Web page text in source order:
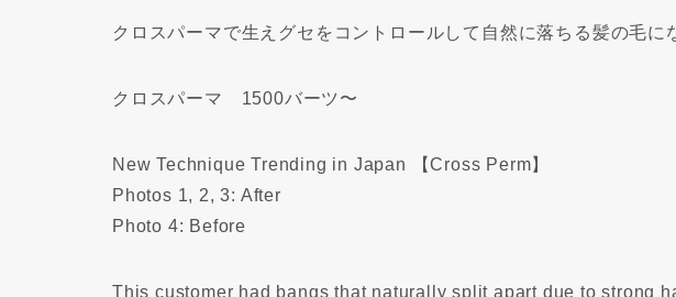
クロスパーマで生えグセをコントロールして自然に落ちる髪の毛に
クロスパーマ 1500バーツ〜
New Technique Trending in Japan 【Cross Perm】
Photos 1, 2, 3: After
Photo 4: Before
This customer had bangs that naturally split apart due to strong